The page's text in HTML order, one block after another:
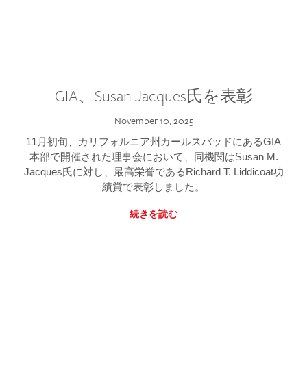
GIA、Susan Jacques氏を表彰
November 10, 2025
11月初旬、カリフォルニア州カールスバッドにあるGIA
本部で開催された理事会において、同機関はSusan M.
Jacques氏に対し、最高栄誉であるRichard T. Liddicoat功
績賞で表彰しました。
続きを読む